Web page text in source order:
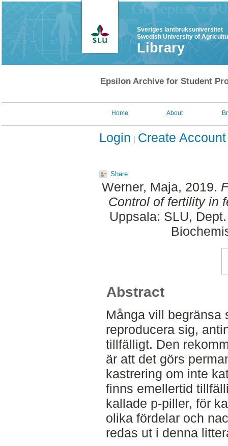
Sveriges lantbruksuniversitet
Swedish University of
Library
Epsilon Archive for Student
Home About
Login Create Account
Share
Werner, Maja, 2019.
Control of fertility in
Uppsala: SLU,
Abstract
Många vill begränsa
reproducera sig,
tillfälligt. Den
är att det görs
kastrering om inte
finns emellertid
kallade p-piller, för
olika fördelar och
redas ut i denna